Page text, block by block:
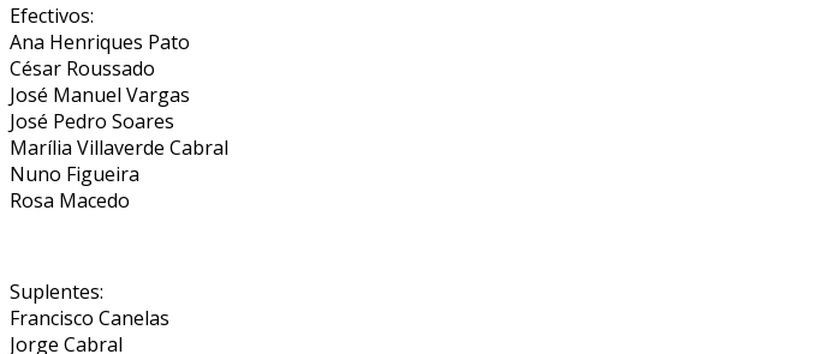
Efectivos:
Ana Henriques Pato
César Roussado
José Manuel Vargas
José Pedro Soares
Marília Villaverde Cabral
Nuno Figueira
Rosa Macedo
Suplentes:
Francisco Canelas
Jorge Cabral